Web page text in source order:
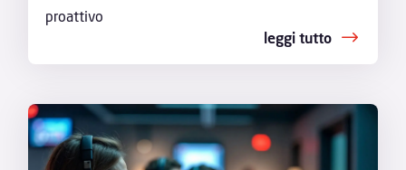
proattivo
leggi tutto